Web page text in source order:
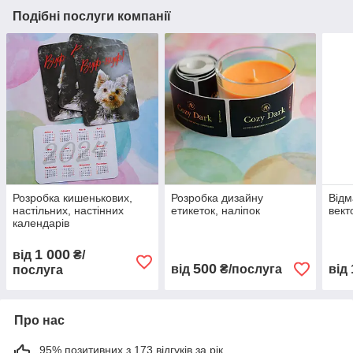
Подібні послуги компанії
Розробка кишенькових,
настільних, настінних
календарів
від 1 000 ₴/
послуга
Розробка дизайну
етикеток, наліпок
від 500₴/послуга від
Про нас
95% позитивних з 173 відгуків за рік